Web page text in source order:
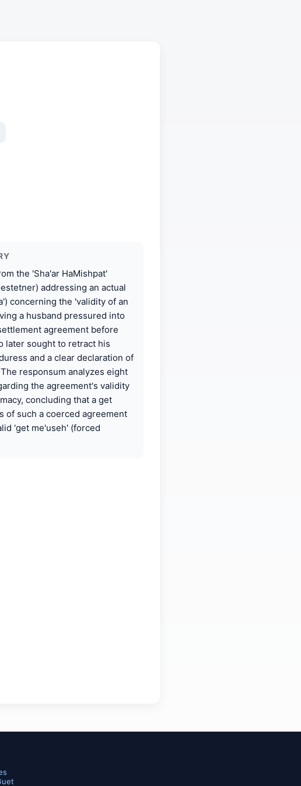
the 'Sha'ar HaMishpat'
addressing an actual
concerning the 'validity of an
a husband pressured into
agreement before
later sought to retract his
and a clear declaration of
responsum analyzes eight
the agreement's validity
concluding that a get
of such a coerced agreement
'get me'useh' (forced